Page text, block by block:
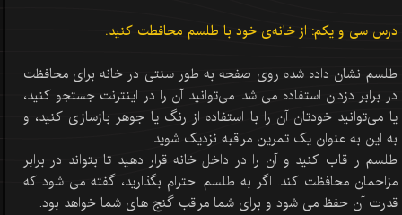
درس سی و یکم: از خانه‌ی خود با طلسم محافطت کنید.
طلسم نشان داده شده روی صفحه به طور سنتی در خانه برای محافظت
در برابر دزدان استفاده می شد. می‌توانید آن را در اینترنت جستجو کنید،
یا می‌توانید خودتان آن را با استفاده از رنگ یا جوهر بازسازی کنید، و
به این به عنوان یک تمرین مراقبه نزدیک شوید.
طلسم را قاب کنید و آن را در داخل خانه قرار دهید تا بتواند در برابر
مزاحمان محافظت کند. اگر به طلسم احترام بگذارید، گفته می شود که
قدرت آن حفظ می شود و برای شما مراقب گنج های شما خواهد بود.